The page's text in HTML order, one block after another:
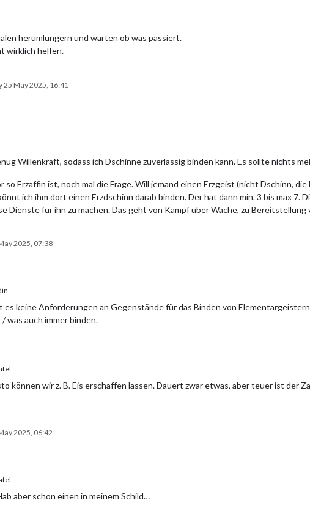
herumlungern und warten ob was passiert.
wirklich helfen.
25 May 2025, 16:41
Willenkraft, sodass ich Dschinne zuverlässig binden kann. Es sollte nichts
so Erzaffin ist, noch mal die Frage. Will jemand einen Erzgeist (nicht Dschinn,
ich ihm dort einen Erzdschinn darab binden. Der hat dann min. 3 bis max 7.
Dienste für ihn zu machen. Das geht von Kampf über Wache, zu
2025, 07:38
es keine Anforderungen an Gegenstände für das Binden von
was auch immer binden.
können wir z. B. Eis erschaffen lassen. Dauert zwar etwas, aber teuer ist der
2025, 06:42
aber schon einen in meinem Schild…